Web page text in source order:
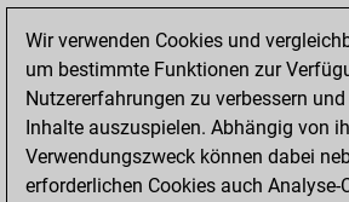
new Elo of 1624
Donnerstag,
Februar 25, 2021
You learned 1
positions
Wir verwenden Cookies und
um bestimmte Funktionen zur
Nutzererfahrungen zu verbessern
Inhalte auszuspielen. Abhängig von
Verwendungszweck können dabei
erforderlichen Cookies auch Analyse-